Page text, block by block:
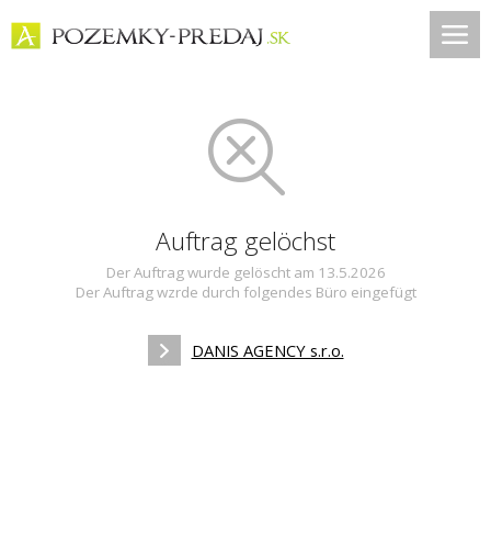
Auftrag gelöchst
Der Auftrag wurde gelöscht am 13.5.2026
Der Auftrag wzrde durch folgendes Büro eingefügt
DANIS AGENCY s.r.o.